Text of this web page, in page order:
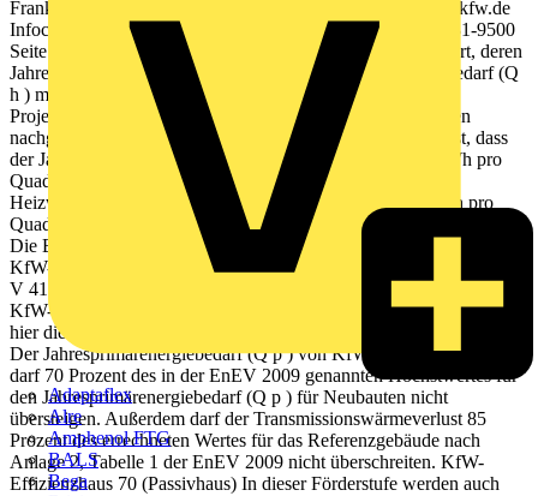
Adaptaflex
Alre
Amphenol FTG
BALS
Bega
Frankfurt • Tel.: 069 7431-0 • Fax: 069 7431-2944 • www.kfw.de
Infocenter • Tel.: 0800 5399002 (kostenfrei) • Fax: 069 7431-9500
Seite 4 In dieser Förderstufe werden auch Gebäude gefördert, deren
Jahres-Primärenergiebedarf (Q p ) und Jahres-Heizwärmebedarf (Q
h ) mit einer aktuellen Version des Passivhaus-
Projektierungspaketes (PHPP) durch einen Sachverständigen
nachgewiesen werden. Voraussetzung für eine Förderung ist, dass
der Jahres-Primärenergiebedarf (Q p ) nicht mehr als 40 kWh pro
Quadratmeter Gebäudenutzfläche (A N ) und der Jahres-
Heizwärmebedarf (Q h ) nach PHPP nicht mehr als 15 kWh pro
Quadratmeter Netto-Nutzfläche (berechnet nach DIN 277) betragen.
Die Berechnung des Jahres-Primärenergiebedarfes (Q p ) für den
KfW-Nachweis ist mit dem Referenzklima Deutschland gemäß DIN
V 4108-6, Tabelle D.5 zu führen. B. Energetische Sanierung zum
KfW-Effizienzhaus 70 Analog dem KfW-Effizienzhaus 55 gelten
hier die gleichen Förderbedingungen mit folgenden Abweichungen:
Der Jahresprimärenergiebedarf (Q p ) von KfW-Effizienzhäusern 70
darf 70 Prozent des in der EnEV 2009 genannten Höchstwertes für
den Jahresprimärenergiebedarf (Q p ) für Neubauten nicht
übersteigen. Außerdem darf der Transmissionswärmeverlust 85
Prozent des errechneten Wertes für das Referenzgebäude nach
Anlage 2, Tabelle 1 der EnEV 2009 nicht überschreiten. KfW-
Effizienzhaus 70 (Passivhaus) In dieser Förderstufe werden auch